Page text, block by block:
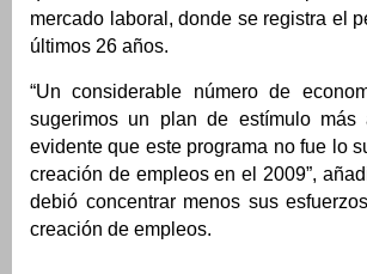
mercado laboral, donde se registra el
últimos 26 años.
“Un considerable número de
sugerimos un plan de estímulo
evidente que este programa no fue lo
creación de empleos en el 2009”,
debió concentrar menos sus
creación de empleos.